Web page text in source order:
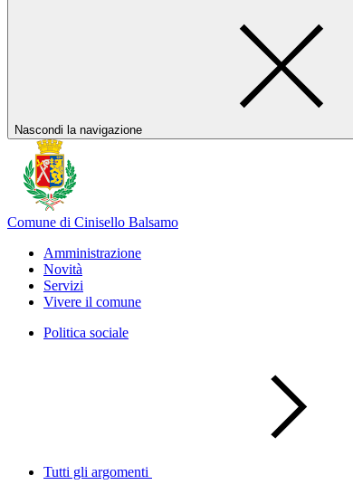
Nascondi la navigazione
Comune di Cinisello Balsamo
Amministrazione
Novità
Servizi
Vivere il comune
Politica sociale
Tutti gli argomenti